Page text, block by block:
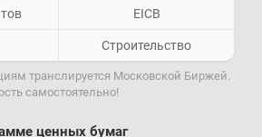
EICB
Строительство
транслируется Московской Биржей.
самостоятельно!
ценных бумаг